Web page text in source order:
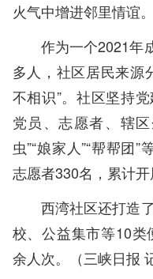
火气中增进邻里情谊。
作为一个2021年
多人，社区居民来源
不相识”。社区坚持
党员、志愿者、辖
虫”“娘家人”“帮帮团
志愿者330名，累计开
西湾社区还打造
校、公益集市等10类
余人次。
（三峡日报